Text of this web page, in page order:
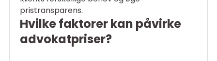
pristransparens.
Hvilke faktorer kan påvirke
advokatpriser?